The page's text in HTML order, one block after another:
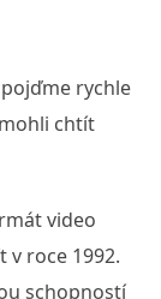
rychle
chtít
video
roce 1992.
schopností